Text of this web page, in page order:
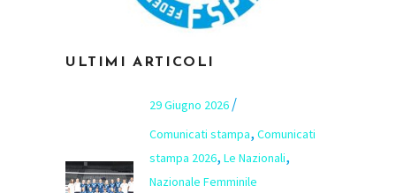
ULTIMI ARTICOLI
29 Giugno 2026
Comunicati stampa, Comunicati
stampa 2026, Le Nazionali,
Nazionale Femminile